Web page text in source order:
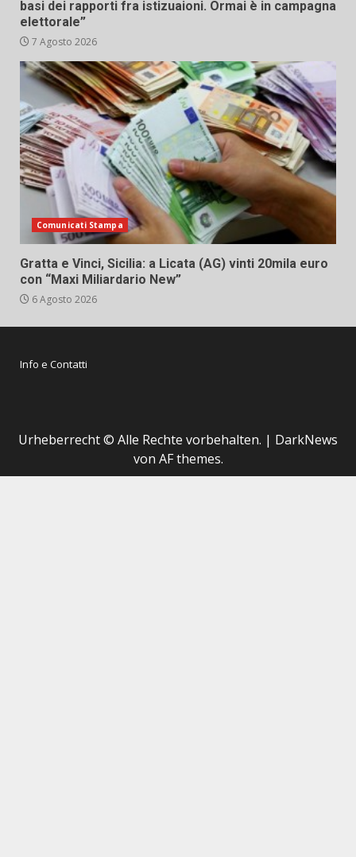
basi dei rapporti fra istizuaioni. Ormai è in campagna
elettorale”
7 Agosto 2026
Comunicati Stampa
Gratta e Vinci, Sicilia: a Licata (AG) vinti 20mila euro
con “Maxi Miliardario New”
6 Agosto 2026
Info e Contatti
Urheberrecht © Alle Rechte vorbehalten. | DarkNews
von AF themes.